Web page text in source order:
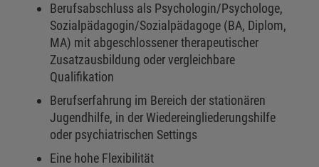
Berufsabschluss als Psychologin/Psychologe,
Sozialpädagogin/Sozialpädagoge (BA, Diplom,
MA) mit abgeschlossener therapeutischer
Zusatzausbildung oder vergleichbare
Qualifikation
Berufserfahrung im Bereich der stationären
Jugendhilfe, in der Wiedereingliederungshilfe
oder psychiatrischen Settings
Eine hohe Flexibilität